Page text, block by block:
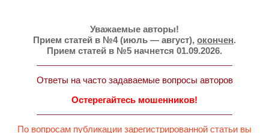
Уважаемые авторы!
Прием статей в №4 (июль — август), окончен.
Прием статей в №5 начнется 01.09.2026.
Ответы на часто задаваемые вопросы авторов
Остерегайтесь мошенников!
По вопросам публикации зарегистрированной статьи вы